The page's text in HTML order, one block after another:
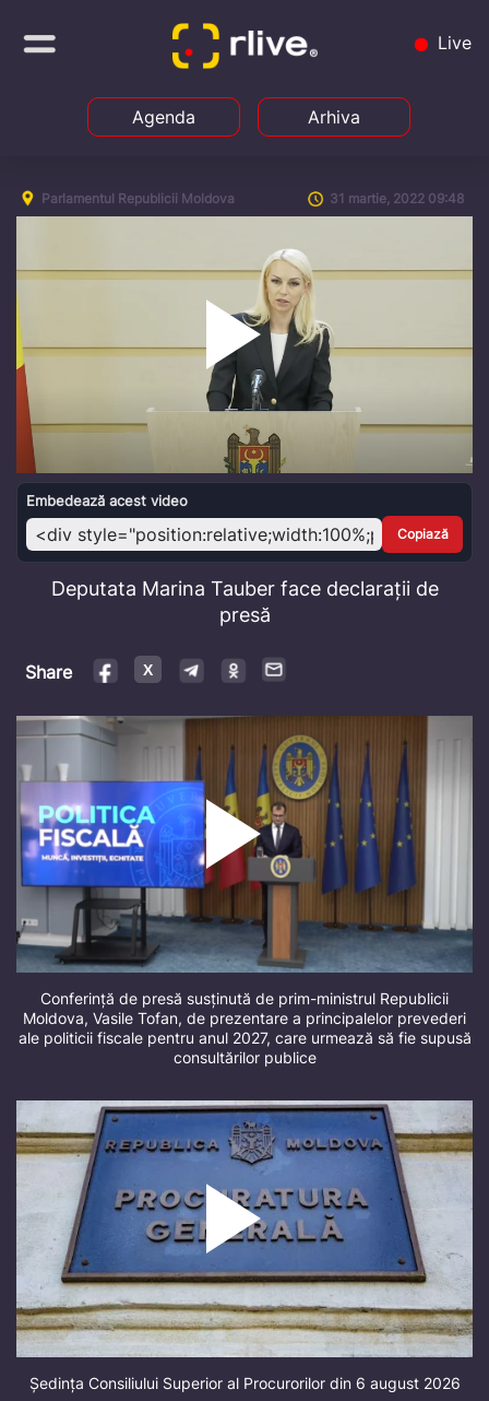
Live
Agenda Arhiva
Parlamentul Republicii Moldova 31 martie, 2022 09:48
Play
Video
Embedează acest video
Copiază
Deputata Marina Tauber face declarații de
presă
Share
Conferință de presă susținută de prim-ministrul Republicii
Moldova, Vasile Tofan, de prezentare a principalelor prevederi
ale politicii fiscale pentru anul 2027, care urmează să fie supusă
consultărilor publice
Ședința Consiliului Superior al Procurorilor din 6 august 2026